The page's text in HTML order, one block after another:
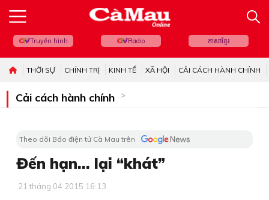
Truyền hình Radio ភាសាខ្មែរ
THỜI SỰ CHÍNH TRỊ KINH TẾ XÃ HỘI CẢI CÁCH HÀNH CHÍNH
Cải cách hành chính
Theo dõi Báo điện tử Cà Mau trên
Đến hạn… lại “khát”
21 tháng 04 2015 16:13